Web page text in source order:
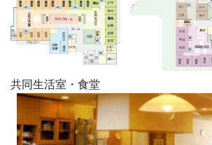
共同生活室・食堂